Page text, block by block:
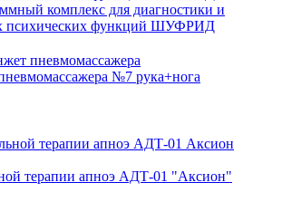
комплекс для диагностики и
психических функций ШУФРИД
№7 рука+нога
терапии апноэ АДТ-01 "Аксион"